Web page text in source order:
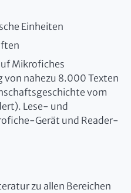
Einheiten
Mikrofiches
von nahezu 8.000 Texten
vom
Lese- und
Gerät und Reader-
zu allen Bereichen